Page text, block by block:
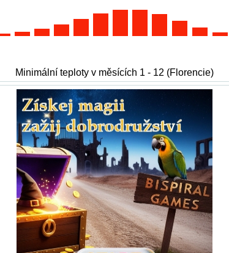
Minimální teploty v měsících 1 - 12 (Florencie)